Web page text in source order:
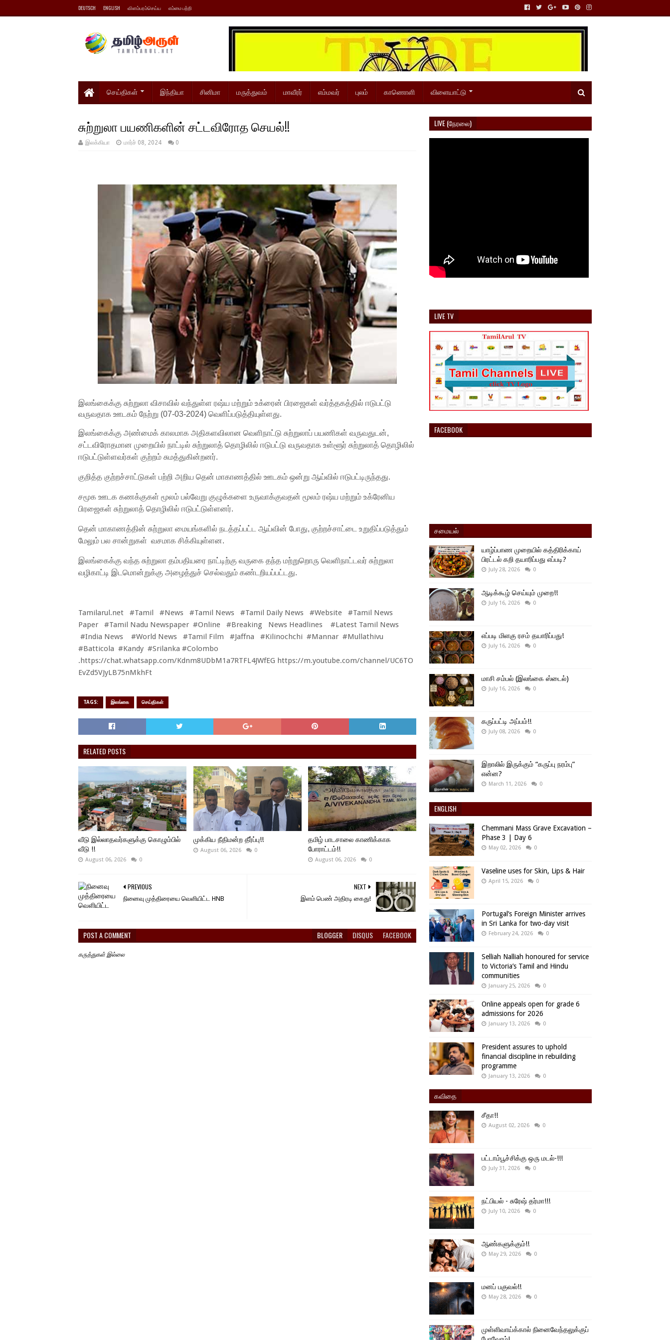
DEUTSCH ENGLISH விளம்பரம்செய்ய எம்மை பற்றி
செய்திகள் இந்தியா சினிமா மருத்துவம் மாவீரர் எம்மவர் புலம் காணொளி விளையாட்டு
சுற்றுலா பயணிகளின் சட்டவிரோத செயல்!!
இலக்கியா மார்ச் 08, 2024 0
இலங்கைக்கு சுற்றுலா விசாவில் வந்துள்ள ரஷ்ய மற்றும் உக்ரைன் பிரஜைகள் வர்த்தகத்தில் ஈடுபட்டு
வருவதாக ஊடகம் நேற்று (07-03-2024) வெளிப்படுத்தியுள்ளது.
இலங்கைக்கு அண்மைக் காலமாக அதிகளவிலான வெளிநாட்டு சுற்றுலாப் பயணிகள் வருவதுடன்,
சட்டவிரோதமான முறையில் நாட்டில் சுற்றுலாத் தொழிலில் ஈடுபட்டு வருவதாக உள்ளூர் சுற்றுலாத் தொழிலில்
ஈடுபட்டுள்ளவர்கள் குற்றம் சுமத்துகின்றனர்.
குறித்த குற்றச்சாட்டுகள் பற்றி அறிய தென் மாகாணத்தில் ஊடகம் ஒன்று ஆய்வில் ஈடுபட்டிருந்தது.
சமூக ஊடக கணக்குகள் மூலம் பல்வேறு குழுக்களை உருவாக்குவதன் மூலம் ரஷ்ய மற்றும் உக்ரேனிய
பிரஜைகள் சுற்றுலாத் தொழிலில் ஈடுபட்டுள்ளனர்.
தென் மாகாணத்தின் சுற்றுலா மையங்களில் நடத்தப்பட்ட ஆய்வின் போது, ​​குற்றச்சாட்டை உறுதிப்படுத்தும்
மேலும் பல சான்றுகள் வசமாக சிக்கியுள்ளன.
இலங்கைக்கு வந்த சுற்றுலா தம்பதியரை நாட்டிற்கு வருகை தந்த மற்றுறொரு வெளிநாட்டவர் சுற்றுலா
வழிகாட்டி இடமொன்றுக்கு அழைத்துச் செல்வதும் கண்டறியப்பட்டது.
Tamilarul.net #Tamil #News #Tamil News #Tamil Daily News #Website #Tamil News
Paper #Tamil Nadu Newspaper #Online #Breaking News Headlines #Latest Tamil News
#India News #World News #Tamil Film #Jaffna #Kilinochchi #Mannar #Mullathivu
#Batticola #Kandy #Srilanka #Colombo
.https://chat.whatsapp.com/Kdnm8UDbM1a7RTFL4JWfEG https://m.youtube.com/channel/UC6TO
EvZd5VJyLB75nMkhFt
TAGS: இலங்கை செய்திகள்
RELATED POSTS
வீடு இல்லாதவர்களுக்கு கொழும்பில்
வீடு !!
August 06, 2026 0
முக்கிய நீதிமன்ற தீர்ப்பு!!
August 06, 2026 0
தமிழ் பாடசாலை காணிக்காக
போராட்டம்!!
August 06, 2026 0
NEXT
இளம் பெண் அதிரடி கைது!
PREVIOUS
நினைவு முத்திரையை வெளியிட்ட HNB
POST A COMMENT BLOGGER DISQUS FACEBOOK
கருத்துகள் இல்லை
LIVE (நேரலை)
LIVE TV
FACEBOOK
சமையல்
யாழ்ப்பாண முறையில் கத்திரிக்காய்
பிரட்டல் கறி தயாரிப்பது எப்படி?
July 28, 2026 0
ஆடிக்கூழ் செய்யும் முறை!!
July 16, 2026 0
எப்படி மிளகு ரசம் தயாரிப்பது!
July 16, 2026 0
மாசி சம்பல் (இலங்கை ஸ்டைல்)
July 16, 2026 0
கருப்பட்டி அப்பம்!!
July 08, 2026 0
இறாலில் இருக்கும் “கருப்பு நரம்பு”
என்ன?
March 11, 2026 0
ENGLISH
Chemmani Mass Grave Excavation –
Phase 3 | Day 6
May 02, 2026 0
Vaseline uses for Skin, Lips & Hair
April 15, 2026 0
Portugal’s Foreign Minister arrives
in Sri Lanka for two-day visit
February 24, 2026 0
Selliah Nalliah honoured for service
to Victoria’s Tamil and Hindu
communities
January 25, 2026 0
Online appeals open for grade 6
admissions for 2026
January 13, 2026 0
President assures to uphold
financial discipline in rebuilding
programme
January 13, 2026 0
கவிதை
சீதா!!
August 02, 2026 0
பட்டாம்பூச்சிக்கு ஒரு மடல்-!!!
July 31, 2026 0
நட்பியல் - சுரேஷ் தர்மா!!!
July 10, 2026 0
ஆண்களுக்கும்!!
May 29, 2026 0
மனப் பகுவல்!!
May 28, 2026 0
முள்ளிவாய்க்கால் நினைவேந்தலுக்குப்